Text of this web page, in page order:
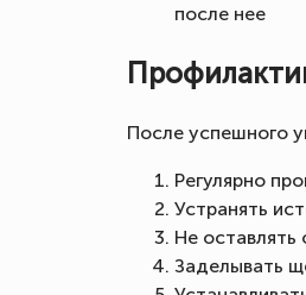
после нее
После успешного
Регулярно
Устранять
Не
Заделывать